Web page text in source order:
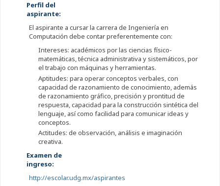
Perfil del
aspirante:
El aspirante a cursar la carrera de Ingeniería en
Computación debe contar preferentemente con:
Intereses: académicos por las ciencias físico-
matemáticas, técnica administrativa y sistemáticos, por
el trabajo con máquinas y herramientas.
Aptitudes: para operar conceptos verbales, con
capacidad de razonamiento de conocimiento, además
de razonamiento gráfico, precisión y prontitud de
respuesta, capacidad para la construcción sintética del
lenguaje, así como facilidad para comunicar ideas y
conceptos.
Actitudes: de observación, análisis e imaginación
creativa.
Examen de
ingreso:
http://escolar.udg.mx/aspirantes